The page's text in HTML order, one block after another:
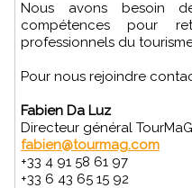
Nous avons besoin
compétences pour
professionnels du
Pour nous rejoindre
Fabien Da Luz
Directeur général TourMaG
fabien@tourmag.com
+33 4 91 58 61 97
+33 6 43 65 15 92